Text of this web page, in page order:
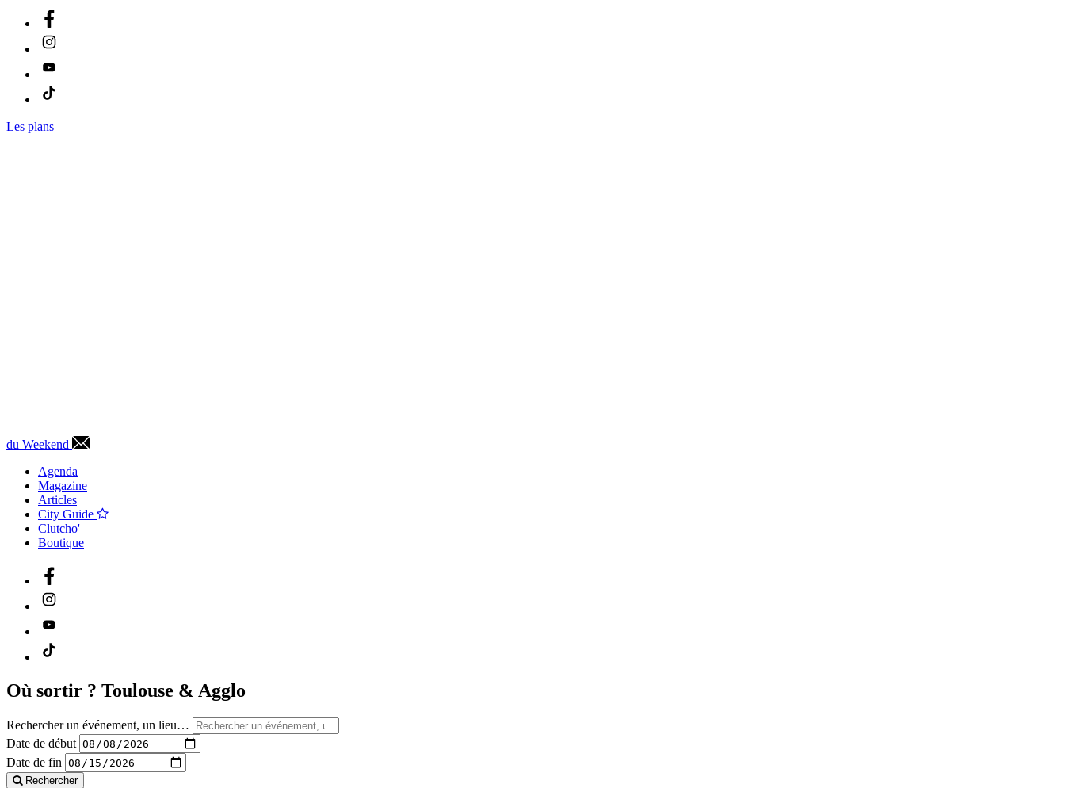
Les plans
du Weekend
Agenda
Magazine
Articles
City Guide
Clutcho'
Boutique
Où sortir ? Toulouse & Agglo
Rechercher un événement, un lieu…
Date de début
Date de fin
Rechercher